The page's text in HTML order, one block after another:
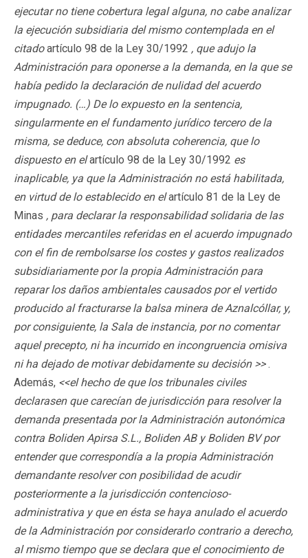
ejecutar no tiene cobertura legal alguna, no cabe analizar
la ejecución subsidiaria del mismo contemplada en el
citadoartículo 98 de la Ley 30/1992 , que adujo la
Administración para oponerse a la demanda, en la que se
había pedido la declaración de nulidad del acuerdo
impugnado. (…) De lo expuesto en la sentencia,
singularmente en el fundamento jurídico tercero de la
misma, se deduce, con absoluta coherencia, que lo
dispuesto en elartículo 98 de la Ley 30/1992 es
inaplicable, ya que la Administración no está habilitada,
en virtud de lo establecido en elartículo 81 de la Ley de
Minas , para declarar la responsabilidad solidaria de las
entidades mercantiles referidas en el acuerdo impugnado
con el fin de rembolsarse los costes y gastos realizados
subsidiariamente por la propia Administración para
reparar los daños ambientales causados por el vertido
producido al fracturarse la balsa minera de Aznalcóllar, y,
por consiguiente, la Sala de instancia, por no comentar
aquel precepto, ni ha incurrido en incongruencia omisiva
ni ha dejado de motivar debidamente su decisión >>.
Además, <<el hecho de que los tribunales civiles
declarasen que carecían de jurisdicción para resolver la
demanda presentada por la Administración autonómica
contra Boliden Apirsa S.L., Boliden AB y Boliden BV por
entender que correspondía a la propia Administración
demandante resolver con posibilidad de acudir
posteriormente a la jurisdicción contencioso-
administrativa y que en ésta se haya anulado el acuerdo
de la Administración por considerarlo contrario a derecho,
al mismo tiempo que se declara que el conocimiento de